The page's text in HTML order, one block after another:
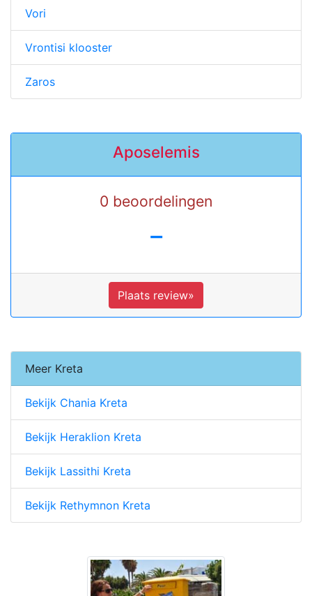
Vori
Vrontisi klooster
Zaros
Aposelemis
0 beoordelingen
-
Plaats review»
Meer Kreta
Bekijk Chania Kreta
Bekijk Heraklion Kreta
Bekijk Lassithi Kreta
Bekijk Rethymnon Kreta